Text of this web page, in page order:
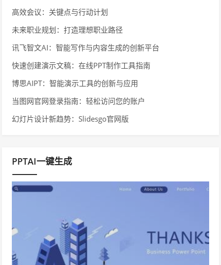
高效会议：关键点与行动计划
未来职业规划：打造理想职业路径
讯飞智文AI：智能写作与内容生成的创新平台
快速创建演示文稿：在线PPT制作工具指南
博思AIPT：智能演示工具的创新与应用
当图网官网登录指南：轻松访问您的账户
幻灯片设计新趋势：Slidesgo官网版
PPTAI一键生成